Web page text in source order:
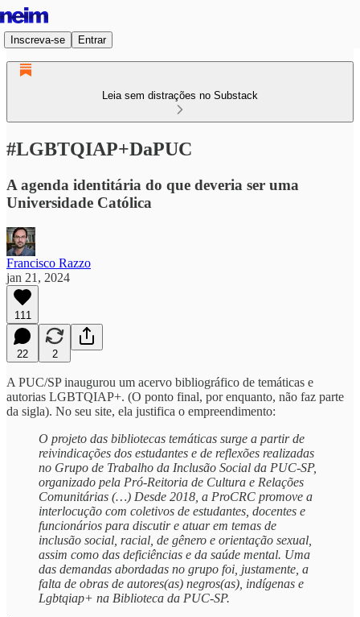
Inscreva-se Entrar
Leia sem distrações no Substack
#LGBTQIAP+DaPUC
A agenda identitária do que deveria ser uma
Universidade Católica
Francisco Razzo
jan 21, 2024
111
22 2
A PUC/SP inaugurou um acervo bibliográfico de temáticas e
autorias LGBTQIAP+. (O ponto final, por enquanto, não faz parte
da sigla). No seu site, ela justifica o empreendimento:
O projeto das bibliotecas temáticas surge a partir de
reivindicações dos estudantes e de reflexões realizadas
no Grupo de Trabalho da Inclusão Social da PUC-SP,
organizado pela Pró-Reitoria de Cultura e Relações
Comunitárias (…) Desde 2018, a ProCRC promove a
interlocução com coletivos de estudantes, docentes e
funcionários para discutir e atuar em temas de
inclusão social, racial, de gênero e orientação sexual,
assim como das deficiências e da saúde mental. Uma
das demandas abordadas no grupo foi, justamente, a
falta de obras de autores(as) negros(as), indígenas e
Lgbtqiap+ na Biblioteca da PUC-SP.